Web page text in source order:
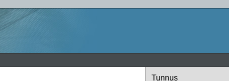
Tunnus